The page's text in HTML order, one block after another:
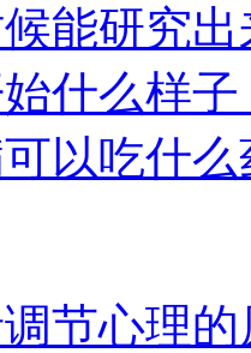
能研究出
什么样
以吃什么
节心理